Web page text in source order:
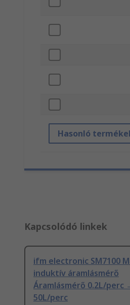
Hasonló
Kapcsolódó linkek
ifm electronic SM7100
induktív áramlásmérő
Áramlásmérő 0.2L/perc
50L/perc